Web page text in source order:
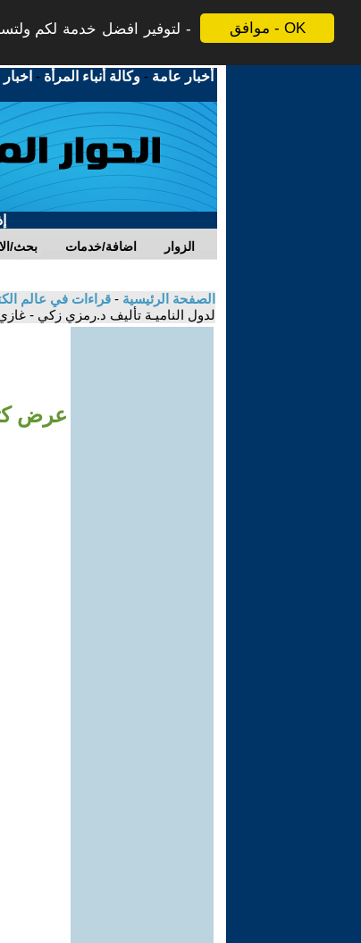
موافق - OK
لتوفير افضل خدمة لكم
أخبار عامة -وكالة أنباء المرأة -
بحث/ اضافة/خدمات الزوار
الصفحة الرئيسية - قراءات في عالم
لدول الناميـة تأليف د.رمزي زكي -
عرض